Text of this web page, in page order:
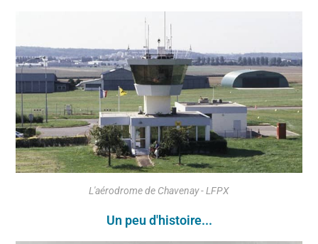
L'aérodrome de Chavenay - LFPX
Un peu d'histoire...